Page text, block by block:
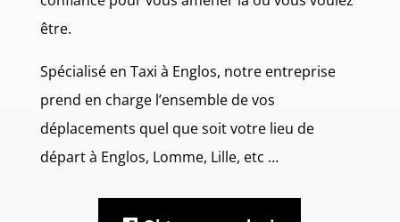
être.
Spécialisé en Taxi à Englos, notre entreprise
prend en charge l’ensemble de vos
déplacements quel que soit votre lieu de
départ à Englos, Lomme, Lille, etc …